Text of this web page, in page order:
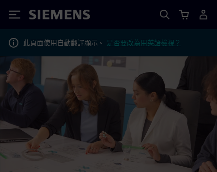
Siemens
此頁面使用自動翻譯顯示。 是否要改為用英語檢視？